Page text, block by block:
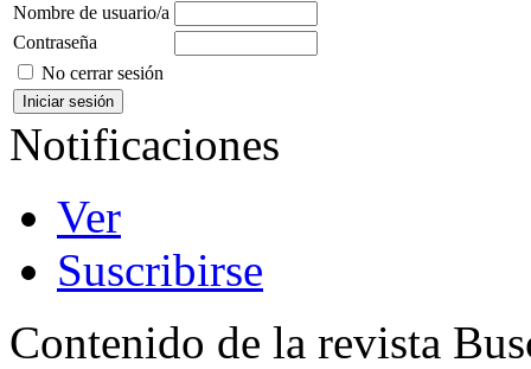
Nombre de usuario/a
Contraseña
No cerrar sesión
Notificaciones
Ver
Suscribirse
Contenido de la revista